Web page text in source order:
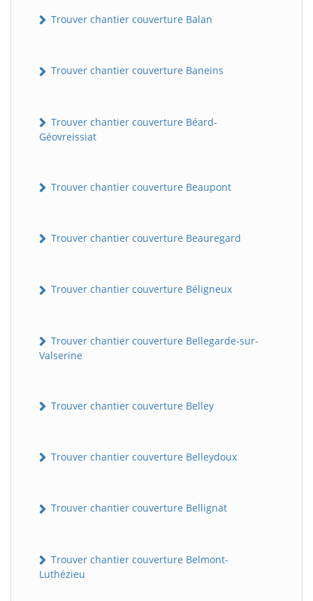
Trouver chantier couverture Balan
Trouver chantier couverture Baneins
Trouver chantier couverture Béard-
Géovreissiat
Trouver chantier couverture Beaupont
Trouver chantier couverture Beauregard
Trouver chantier couverture Béligneux
Trouver chantier couverture Bellegarde-sur-
Valserine
Trouver chantier couverture Belley
Trouver chantier couverture Belleydoux
Trouver chantier couverture Bellignat
Trouver chantier couverture Belmont-
Luthézieu